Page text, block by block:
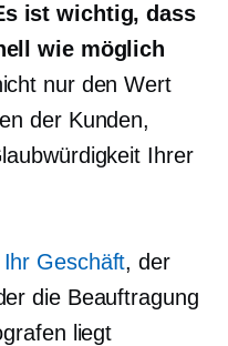
ist wichtig, dass
wie möglich
nur den Wert
der Kunden,
Ihrer
Geschäft, der
die Beauftragung
liegt